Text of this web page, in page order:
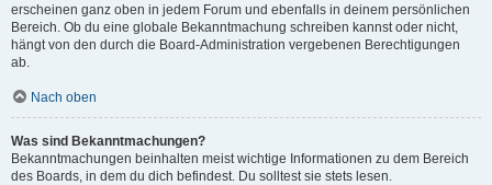
erscheinen ganz oben in jedem Forum und ebenfalls in deinem persönlichen
Bereich. Ob du eine globale Bekanntmachung schreiben kannst oder nicht,
hängt von den durch die Board-Administration vergebenen Berechtigungen
ab.
Nach oben
Was sind Bekanntmachungen?
Bekanntmachungen beinhalten meist wichtige Informationen zu dem Bereich
des Boards, in dem du dich befindest. Du solltest sie stets lesen.